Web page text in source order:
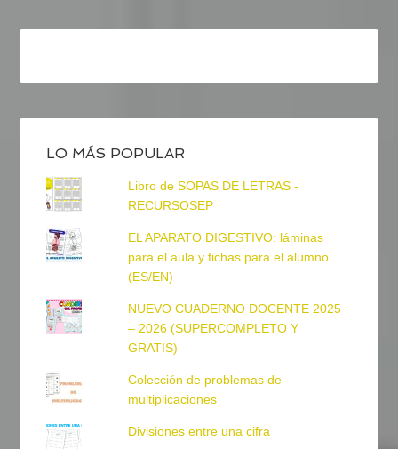
LO MÁS POPULAR
Libro de SOPAS DE LETRAS -
RECURSOSEP
EL APARATO DIGESTIVO: láminas
para el aula y fichas para el alumno
(ES/EN)
NUEVO CUADERNO DOCENTE 2025
– 2026 (SUPERCOMPLETO Y
GRATIS)
Colección de problemas de
multiplicaciones
Divisiones entre una cifra